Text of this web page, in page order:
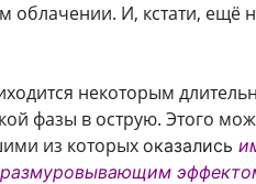
облачении. И, кстати,
некоторым
фазы в острую. Этого
из которых оказались
размуровывающим